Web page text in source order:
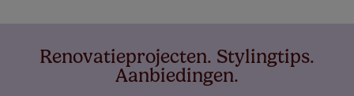
Renovatieprojecten. Stylingtips.
Aanbiedingen.